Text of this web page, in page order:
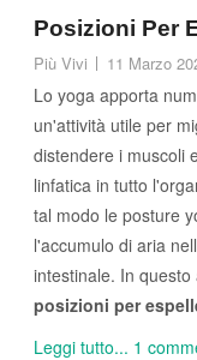
Posizioni Per
Più Vivi 11 Marzo
Lo yoga apporta
un'attività utile per
distendere i muscoli
linfatica in tutto
tal modo le posture
l'accumulo di aria
intestinale. In
posizioni per
Leggi tutto... 1